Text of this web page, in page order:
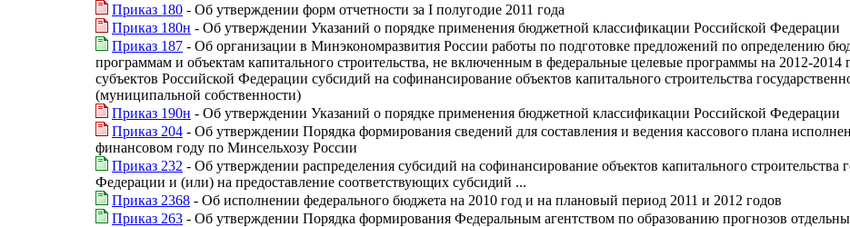
Приказ 180 - Об утверждении форм отчетности за I полугодие 2011 года
Приказ 180н - Об утверждении Указаний о порядке применения бюджетной классификации Российской Федерации
Приказ 187 - Об организации в Минэкономразвития России работы по подготовке предложений по определению
программам и объектам капитального строительства, не включенным в федеральные целевые программы на 2012-
субъектов Российской Федерации субсидий на софинансирование объектов капитального строительства
(муниципальной собственности)
Приказ 190н - Об утверждении Указаний о порядке применения бюджетной классификации Российской Федерации
Приказ 204 - Об утверждении Порядка формирования сведений для составления и ведения кассового плана
финансовом году по Минсельхозу России
Приказ 232 - Об утверждении распределения субсидий на софинансирование объектов капитального строительства
Федерации и (или) на предоставление соответствующих субсидий ...
Приказ 2368 - Об исполнении федерального бюджета на 2010 год и на плановый период 2011 и 2012 годов
Приказ 263 - Об утверждении Порядка формирования Федеральным агентством по образованию прогнозов